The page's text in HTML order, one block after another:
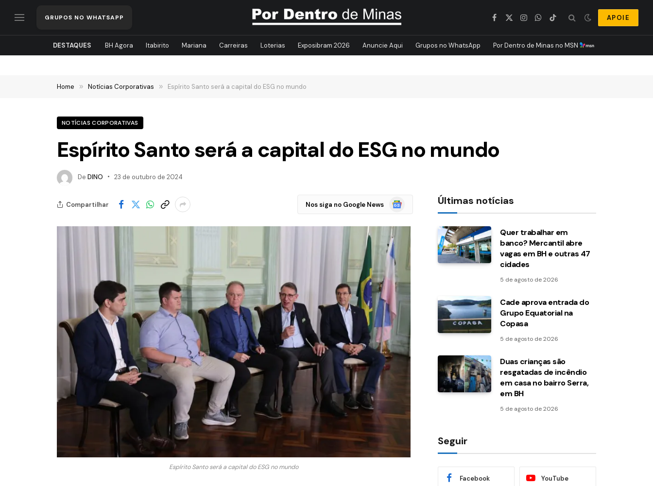
GRUPOS NO WHATSAPP Facebook
X
Instagram
WhatsApp
TikTok APOIE
DESTAQUES BH Agora Itabirito Mariana Carreiras Loterias Exposibram 2026 Anuncie Aqui Grupos no WhatsApp Por Dentro de Minas no MSN
Home » Notícias Corporativas » Espírito Santo será a capital do ESG no mundo
NOTÍCIAS CORPORATIVAS
Espírito Santo será a capital do ESG no mundo
De DINO 23 de outubro de 2024
Compartilhar Nos siga no Google News
Google
Notícias
Espírito Santo será a capital do ESG no mundo
Últimas notícias
Quer trabalhar em
banco? Mercantil abre
vagas em BH e outras 47
cidades
5 de agosto de 2026
Cade aprova entrada do
Grupo Equatorial na
Copasa
5 de agosto de 2026
Duas crianças são
resgatadas de incêndio
em casa no bairro Serra,
em BH
5 de agosto de 2026
Seguir
Facebook YouTube